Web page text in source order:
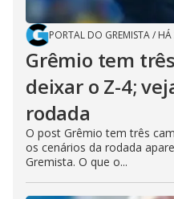
PORTAL DO GREMISTA/ HÁ
Grêmio tem
deixar o Z-4;
rodada
O post Grêmio tem três
os cenários da rodada
Gremista. O que o...